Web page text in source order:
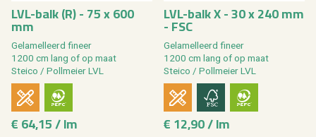
LVL-balk (R) - 75 x 600
mm
Ge­la­mel­leerd fi­neer
1200 cm lang of op maat
Stei­co / Poll­mei­er LVL
€ 64,15 / lm
LVL-balk X - 30 x 240 mm
- FSC
Ge­la­mel­leerd fi­neer
1200 cm lang of op maat
Stei­co / Poll­mei­er LVL
€ 12,90 / lm